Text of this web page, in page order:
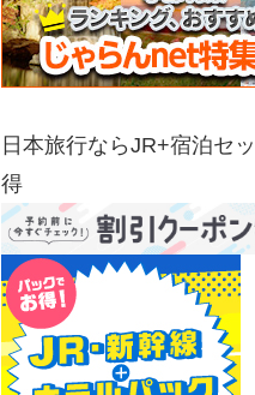
日本旅行ならJR+宿泊セ
得